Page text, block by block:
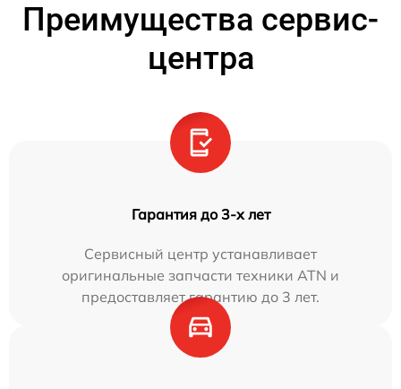
Преимущества сервис-
центра
Гарантия до 3-х лет
Сервисный центр устанавливает
оригинальные запчасти техники ATN и
предоставляет гарантию до 3 лет.